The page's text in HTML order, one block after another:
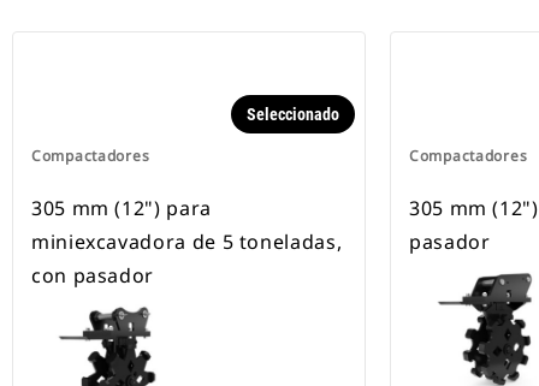
Compactadores
Seleccionado
305 mm (12") para
miniexcavadora de 5 toneladas,
con pasador
Compactadores
305 mm
pasador